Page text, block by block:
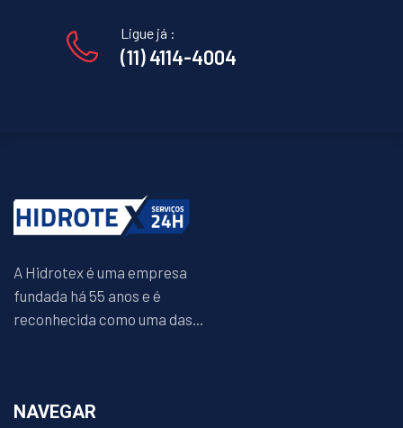
Ligue já :
(11) 4114-4004
A Hidrotex é uma empresa
fundada há 55 anos e é
reconhecida como uma das...
NAVEGAR